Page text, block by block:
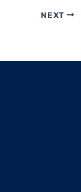
NEXT